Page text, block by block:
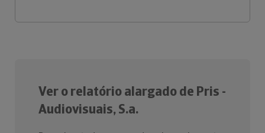
Ver o relatório alargado de Pris -
Audiovisuais, S.a.